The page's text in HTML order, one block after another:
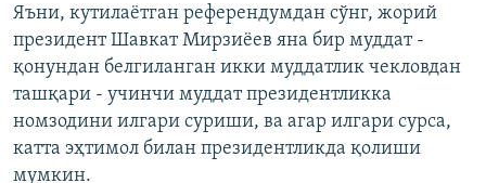
Яъни, кутилаётган референдумдан сўнг, жорий
президент Шавкат Мирзиёев яна бир муддат -
қонундан белгиланган икки муддатлик чекловдан
ташқари - учинчи муддат президентликка
номзодини илгари суриши, ва агар илгари сурса,
катта эҳтимол билан президентликда қолиши
мумкин.